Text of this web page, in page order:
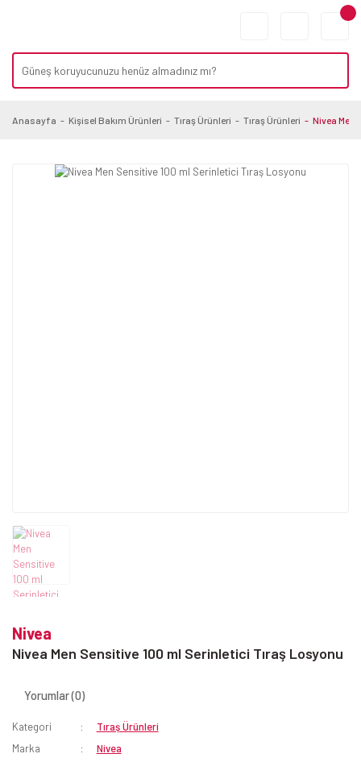
Anasayfa Kişisel Bakım Ürünleri Tıraş Ürünleri Tıraş Ürünleri Nivea Men
Nivea
Nivea Men Sensitive 100 ml Serinletici Tıraş Losyonu
Yorumlar (0)
Kategori
Tıraş Ürünleri
Marka
Nivea